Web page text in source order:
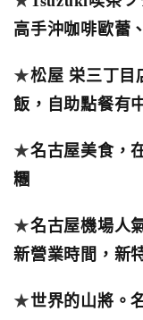
高手沖咖啡歐蕾
★松屋 栄三丁目
飯，自助點餐有
★名古屋美食，
糰
★名古屋機場人
新營業時間，新
★世界的山將。